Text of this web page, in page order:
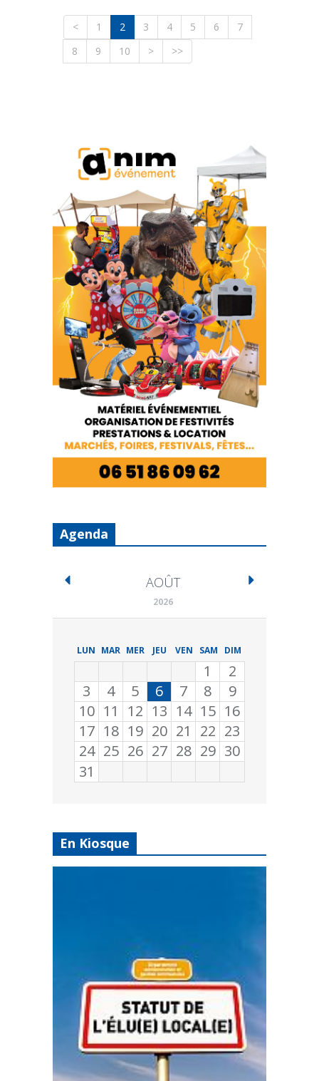
< 1 2 3 4 5 6
7
8
9 10 > >>
Agenda
AOÛT
2026
LUN MAR MER JEU VEN SAM DIM
1
2
3
4 5 6 7 8
9
10 11 12 13 14 15 16
17 18 19 20 21 22 23
24 25 26 27 28 29 30
31
En Kiosque